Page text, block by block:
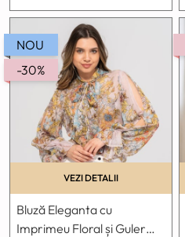
NOU
-30%
Bluză Eleganta cu
Imprimeu Floral și Guler
VEZI DETALII